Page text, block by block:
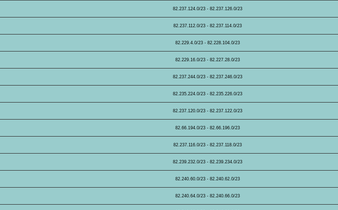
82.237.124.0/23 - 82.237.126.0/23
82.237.112.0/23 - 82.237.114.0/23
82.229.4.0/23 - 82.228.104.0/23
82.229.16.0/23 - 82.227.28.0/23
82.237.244.0/23 - 82.237.246.0/23
82.235.224.0/23 - 82.235.226.0/23
82.237.120.0/23 - 82.237.122.0/23
82.66.194.0/23 - 82.66.196.0/23
82.237.116.0/23 - 82.237.118.0/23
82.239.232.0/23 - 82.239.234.0/23
82.240.60.0/23 - 82.240.62.0/23
82.240.64.0/23 - 82.240.66.0/23